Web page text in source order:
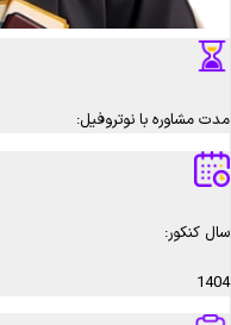
مدت مشاوره با نوتروفیل:
سال کنکور:
1404